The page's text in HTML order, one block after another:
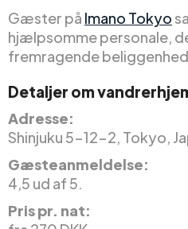
Gæster på Imano Tokyo
hjælpsomme personale,
fremragende beliggenhed.
Detaljer om
Adresse:
Shinjuku 5-12-2, Tokyo,
Gæsteanmeldelse:
4,5 ud af 5.
Pris pr. nat: